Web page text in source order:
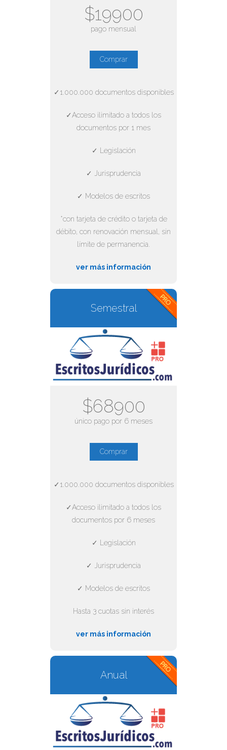
$19900
pago mensual
Comprar
✓1.000.000 documentos disponibles
✓Acceso ilimitado a todos los
documentos por 1 mes
✓ Legislación
✓ Jurisprudencia
✓ Modelos de escritos
*con tarjeta de crédito o tarjeta de
débito, con renovación mensual, sin
límite de permanencia.
ver más información
Semestral
$68900
único pago por 6 meses
Comprar
✓1.000.000 documentos disponibles
✓Acceso ilimitado a todos los
documentos por 6 meses
✓ Legislación
✓ Jurisprudencia
✓ Modelos de escritos
Hasta 3 cuotas sin interés
ver más información
Anual